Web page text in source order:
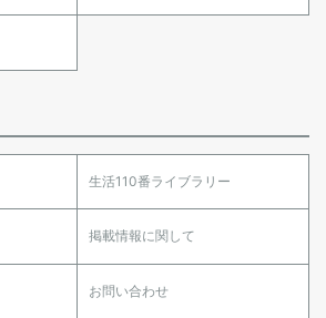
生活110番ライブラリー
掲載情報に関して
お問い合わせ